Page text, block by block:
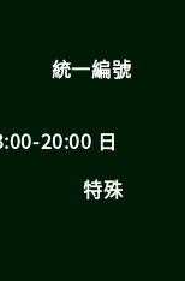
號
20:00 日
殊